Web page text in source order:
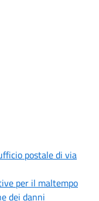
postale di via
per il maltempo
dei danni